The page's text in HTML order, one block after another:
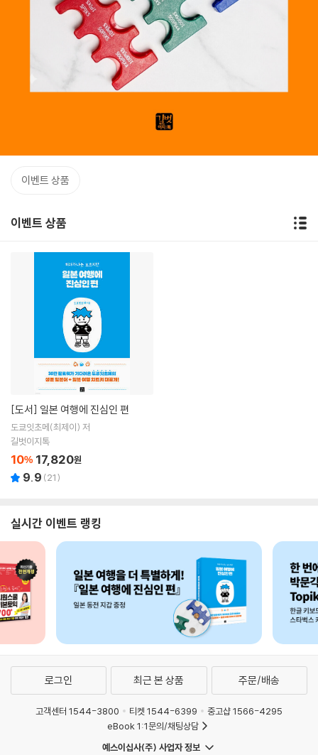
이벤트 상품
이벤트 상품
[도서] 일본 여행에 진심인 편
도쿄잇초메(최제이) 저
길벗이지톡
10% 17,820원
9.9 (21)
실시간 이벤트 랭킹
로그인 최근 본 상품 주문/배송
고객센터 1544-3800 티켓 1544-6399
중고샵 1566-4295
eBook 1:1문의/채팅상담
예스이십사(주) 사업자 정보